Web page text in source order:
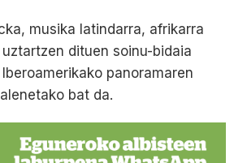
musika latindarra, afrikarra
dituen soinu-bidaia
panoramaren
bat da.